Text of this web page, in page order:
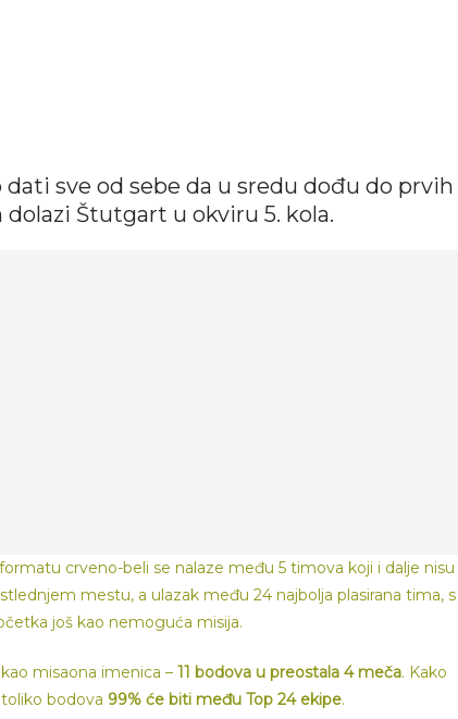
sve od sebe da u sredu dođu do prvih
Štutgart u okviru 5. kola.
crveno-beli se nalaze među 5 timova koji i dalje nisu
mestu, a ulazak među 24 najbolja plasirana tima, s
još kao nemoguća misija.
misaona imenica – 11 bodova u preostala 4 meča. Kako
bodova 99% će biti među Top 24 ekipe.